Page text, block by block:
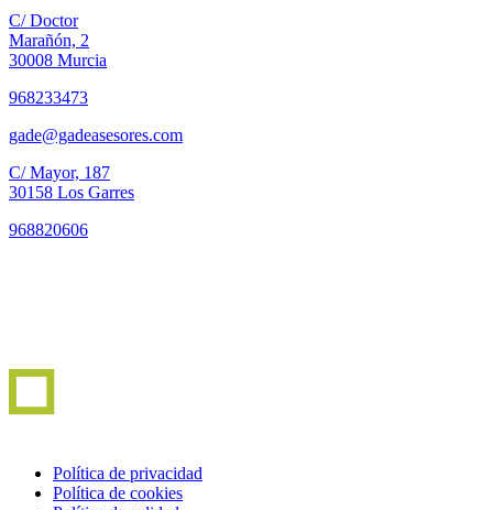
C/ Doctor
Marañón, 2
30008 Murcia
968233473
gade@gadeasesores.com
C/ Mayor, 187
30158 Los Garres
968820606
Política de privacidad
Política de cookies